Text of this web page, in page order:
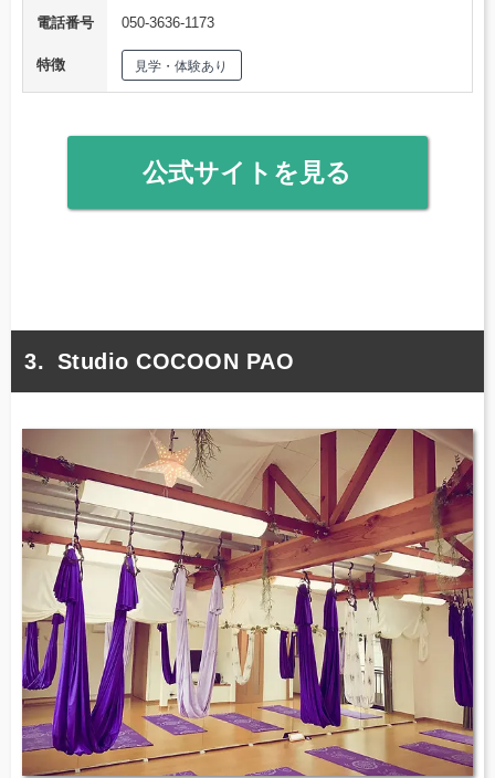
電話番号
050-3636-1173
特徴 見学・体験あり
公式サイトを見る
Studio COCOON PAO